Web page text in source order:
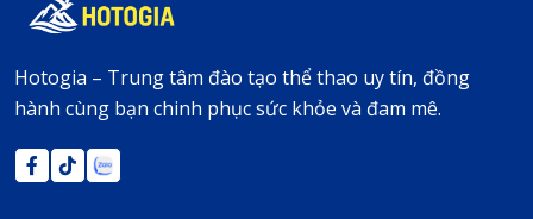
Hotogia – Trung tâm đào tạo thể thao uy tín, đồng
hành cùng bạn chinh phục sức khỏe và đam mê.